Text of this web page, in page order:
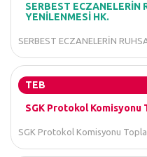
SERBEST ECZANELERİN
YENİLENMESİ HK.
SERBEST ECZANELERİN
TEB
SGK Protokol Komisyonu
SGK Protokol Komisyonu